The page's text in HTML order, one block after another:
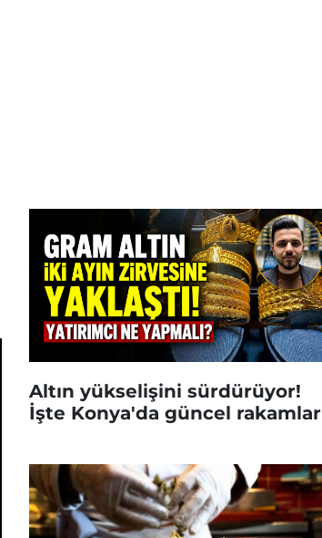
Altın yükselişini sürdürüyor!
İşte Konya'da güncel rakamlar